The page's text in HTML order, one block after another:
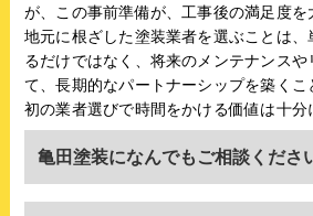
が、この事前準備が、工事後の満足度を
地元に根ざした塗装業者を選ぶことは
るだけではなく、将来のメンテナンス
て、長期的なパートナーシップを築く
初の業者選びで時間をかける価値は十分
亀田塗装になんでもご相談くださ